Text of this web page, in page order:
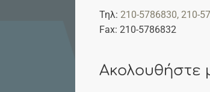
Τηλ: 210-5786830, 210-
Fax: 210-5786832
Ακολουθήστε